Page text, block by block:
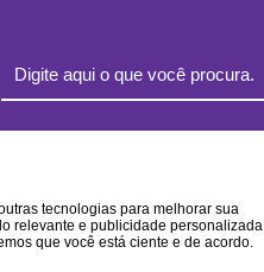
tecnologias para melhorar sua
relevante e publicidade personalizada
que você está ciente e de acordo.